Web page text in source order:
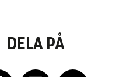
DELA PÅ